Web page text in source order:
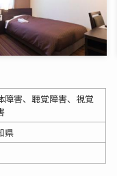
障害、聴覚障害、視覚
県